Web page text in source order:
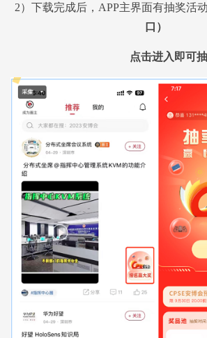
2）下载完成后，APP主界面有抽奖活
口）
点击进入即可